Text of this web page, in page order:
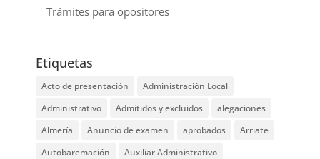
Trámites para opositores
Etiquetas
Acto de presentación
Administración Local
Administrativo
Admitidos y excluidos
alegaciones
Almería
Anuncio de examen aprobados
Arriate
Autobaremación
Auxiliar Administrativo